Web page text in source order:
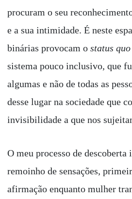
procuram o seu
e a sua intimidade. É neste
binárias provocam o status quo
sistema pouco inclusivo, que
algumas e não de todas as
desse lugar na sociedade que
invisibilidade a que nos
O meu processo de
remoinho de sensações,
afirmação enquanto mulher